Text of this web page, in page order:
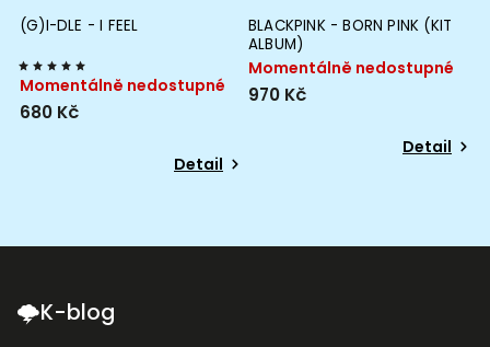
(G)I-DLE - I FEEL
Momentálně nedostupné
680 Kč
Detail
BLACKPINK - BORN PINK (KIT
ALBUM)
Momentálně nedostupné
970 Kč
Detail
🌩K-blog